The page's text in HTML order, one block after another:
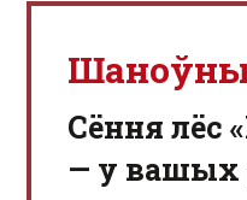
Сёння лёс
— у вашых